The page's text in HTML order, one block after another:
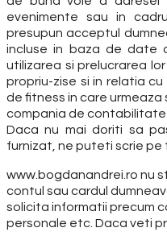
evenimente sau in
presupun acceptul
incluse in baza de date
utilizarea si prelucrarea
propriu-zise si in relatia
de fitness in care
compania de
Daca nu mai doriti sa
furnizat, ne puteti scrie pe
www.bogdanandrei.ro nu
contul sau cardul
solicita informatii precum
personale etc. Daca veti